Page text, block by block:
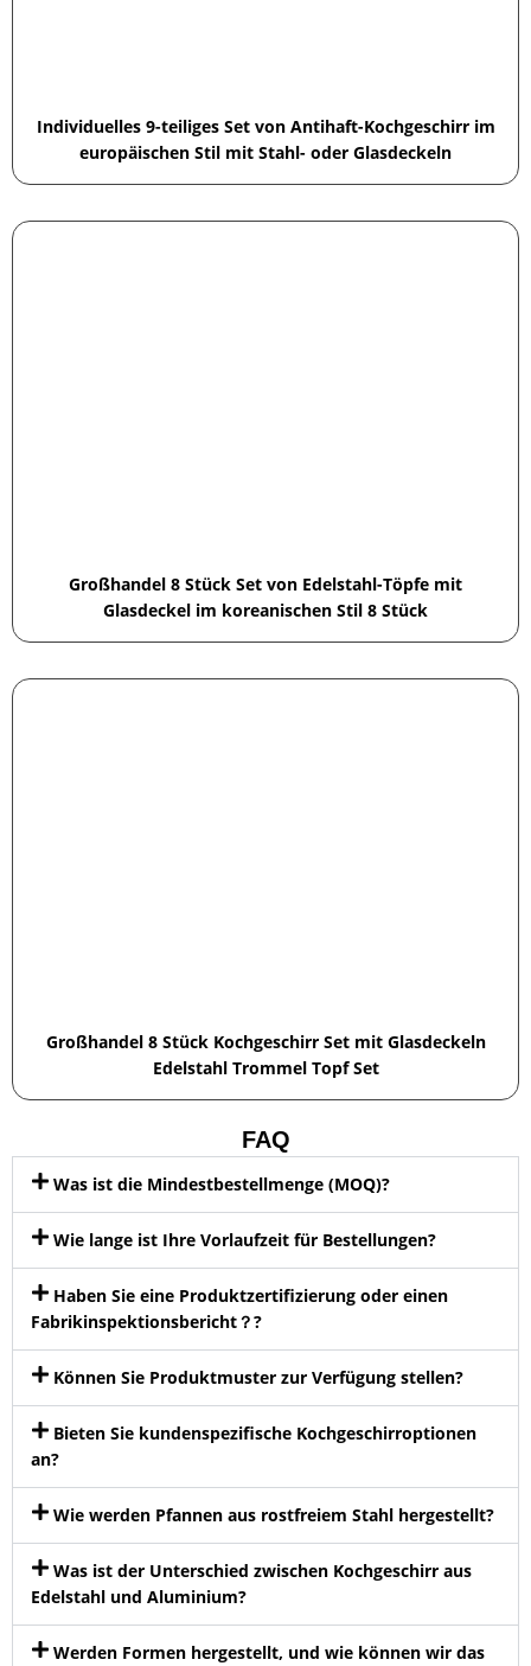
Individuelles 9-teiliges Set von Antihaft-Kochgeschirr im
europäischen Stil mit Stahl- oder Glasdeckeln
Großhandel 8 Stück Set von Edelstahl-Töpfe mit
Glasdeckel im koreanischen Stil 8 Stück
Großhandel 8 Stück Kochgeschirr Set mit Glasdeckeln
Edelstahl Trommel Topf Set
FAQ
Was ist die Mindestbestellmenge (MOQ)?
Wie lange ist Ihre Vorlaufzeit für Bestellungen?
Haben Sie eine Produktzertifizierung oder einen
Fabrikinspektionsbericht？?
Können Sie Produktmuster zur Verfügung stellen?
Bieten Sie kundenspezifische Kochgeschirroptionen
an?
Wie werden Pfannen aus rostfreiem Stahl hergestellt?
Was ist der Unterschied zwischen Kochgeschirr aus
Edelstahl und Aluminium?
Werden Formen hergestellt, und wie können wir das